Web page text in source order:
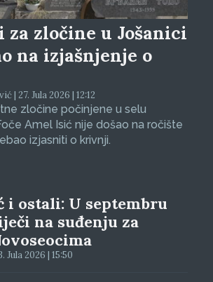
za zločine u Jošanici
na izjašnjenje o
| 27. Jula 2026 | 12:12
zločine počinjene u selu
Amel Isić nije došao na ročište
izjasniti o krivnji.
i ostali: U septembru
na suđenju za
Jula 2026 | 15:50